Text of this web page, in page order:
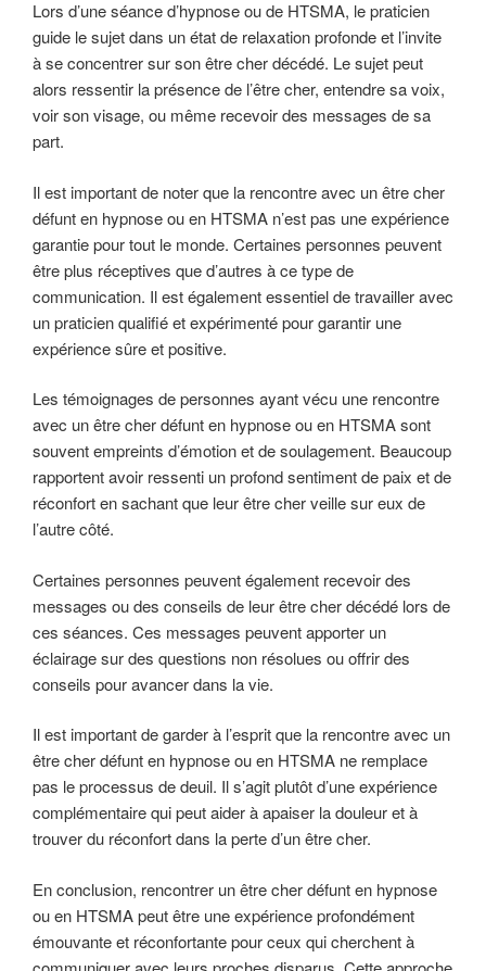
Lors d’une séance d’hypnose ou de HTSMA, le praticien
guide le sujet dans un état de relaxation profonde et l’invite
à se concentrer sur son être cher décédé. Le sujet peut
alors ressentir la présence de l’être cher, entendre sa voix,
voir son visage, ou même recevoir des messages de sa
part.
Il est important de noter que la rencontre avec un être cher
défunt en hypnose ou en HTSMA n’est pas une expérience
garantie pour tout le monde. Certaines personnes peuvent
être plus réceptives que d’autres à ce type de
communication. Il est également essentiel de travailler avec
un praticien qualifié et expérimenté pour garantir une
expérience sûre et positive.
Les témoignages de personnes ayant vécu une rencontre
avec un être cher défunt en hypnose ou en HTSMA sont
souvent empreints d’émotion et de soulagement. Beaucoup
rapportent avoir ressenti un profond sentiment de paix et de
réconfort en sachant que leur être cher veille sur eux de
l’autre côté.
Certaines personnes peuvent également recevoir des
messages ou des conseils de leur être cher décédé lors de
ces séances. Ces messages peuvent apporter un
éclairage sur des questions non résolues ou offrir des
conseils pour avancer dans la vie.
Il est important de garder à l’esprit que la rencontre avec un
être cher défunt en hypnose ou en HTSMA ne remplace
pas le processus de deuil. Il s’agit plutôt d’une expérience
complémentaire qui peut aider à apaiser la douleur et à
trouver du réconfort dans la perte d’un être cher.
En conclusion, rencontrer un être cher défunt en hypnose
ou en HTSMA peut être une expérience profondément
émouvante et réconfortante pour ceux qui cherchent à